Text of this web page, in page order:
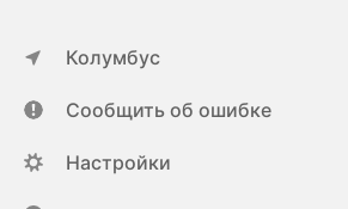
Колумбус
Сообщить об ошибке
Настройки